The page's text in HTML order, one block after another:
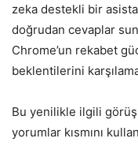
zeka destekli bir
doğrudan cevaplar
Chrome’un rekabet
beklentilerini
Bu yenilikle ilgili
yorumlar kısmını